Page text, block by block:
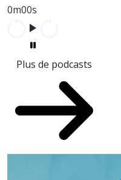
0m00s
Plus de podcasts